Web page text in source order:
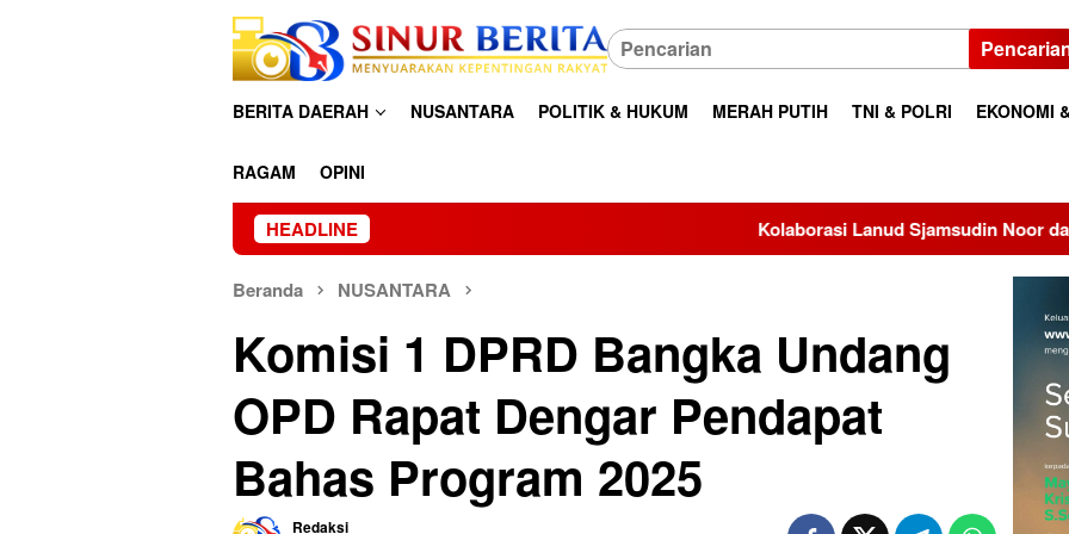
BERITA DAERAH NUSANTARA POLITIK & HUKUM MERAH PUTIH TNI & POLRI EKONOMI
RAGAM OPINI
HEADLINE Kolaborasi Lanud Sjamsudin Noor dan BRI, TK Angkasa 2
Beranda NUSANTARA
Komisi 1 DPRD Bangka Undang
OPD Rapat Dengar Pendapat
Bahas Program 2025
Redaksi